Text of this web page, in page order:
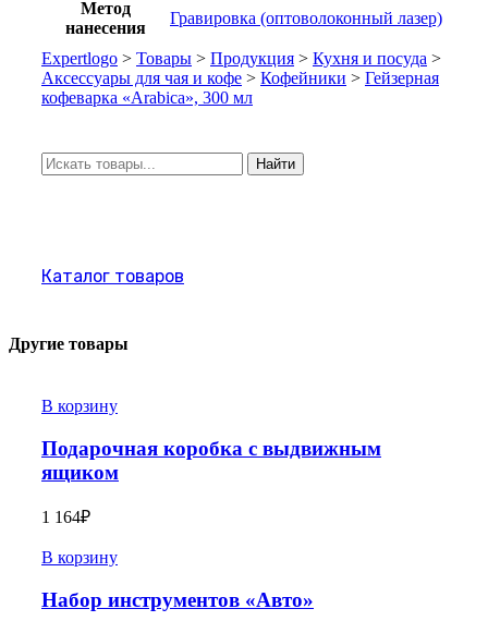
Метод
нанесения
Гравировка (оптоволоконный лазер)
Expertlogo > Товары > Продукция > Кухня и посуда >
Аксессуары для чая и кофе > Кофейники > Гейзерная
кофеварка «Arabica», 300 мл
Искать: Найти
Каталог товаров
Другие товары
В корзину
Подарочная коробка с выдвижным
ящиком
1 164₽
В корзину
Набор инструментов «Авто»